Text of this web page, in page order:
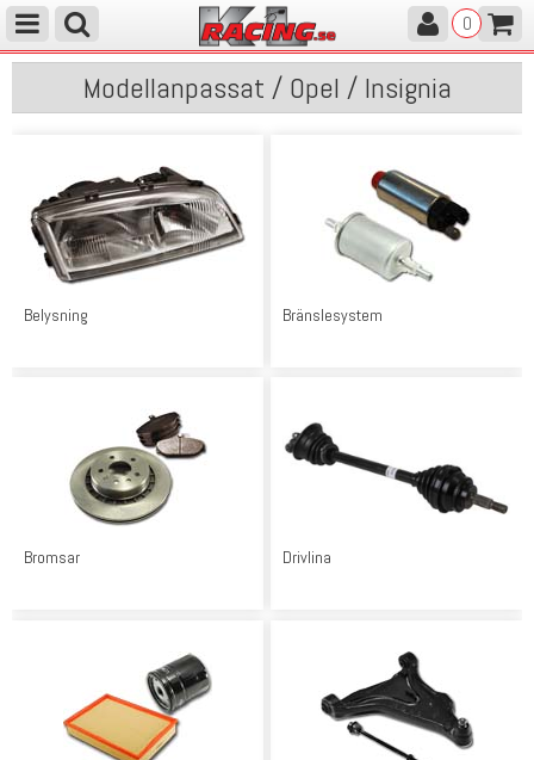
0
Modellanpassat / Opel / Insignia
Belysning Bränslesystem
Bromsar Drivlina